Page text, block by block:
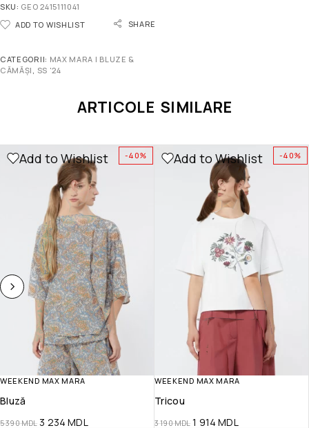
SKU: GEO 2415111041
ADD TO WISHLIST
SHARE
CATEGORII: MAX MARA | BLUZE &
CĂMĂȘI
SS '24
ARTICOLE SIMILARE
-40%
Add to Wishlist
WEEKEND MAX MARA
Bluză
5 390MDL 3 234MDL
-40%
Add to Wishlist
WEEKEND MAX MARA
Tricou
3 190MDL 1 914MDL